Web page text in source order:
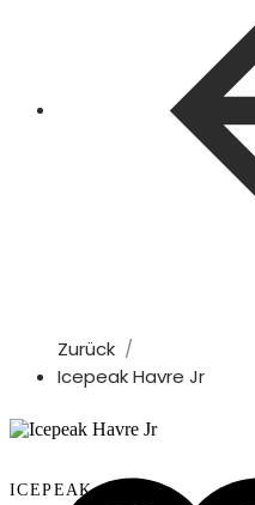
Zurück
Icepeak Havre Jr
ICEPEAK